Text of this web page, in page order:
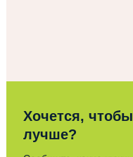
Хочется,
лучше?